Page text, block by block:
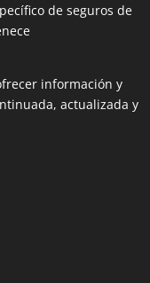
de seguros de
información y
actualizada y